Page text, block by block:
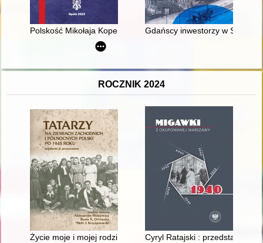
Polskość Mikołaja Kopernika z rodu Ślązaka
Gdańscy inwestorzy w
ROCZNIK 2024
Życie moje i mojej rodziny na Ziemiach Zachodnich
Cyryl Ratajski : przedstawiciel